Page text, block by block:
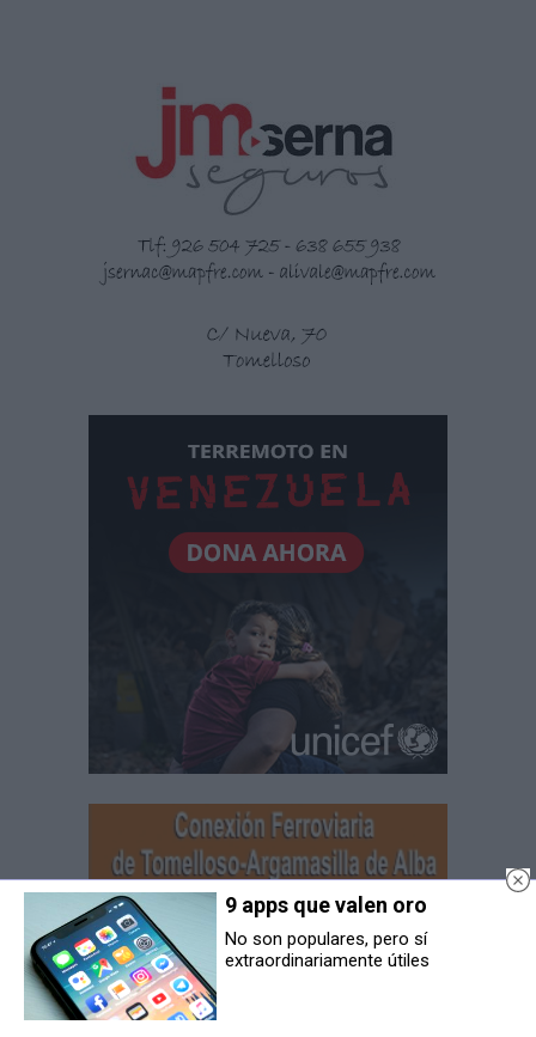
9 apps que valen oro
No son populares, pero sí
extraordinariamente útiles